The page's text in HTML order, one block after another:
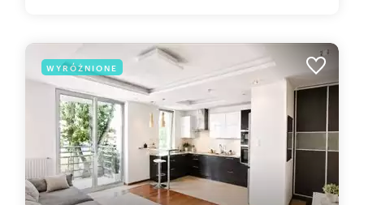
WYRÓŻNIONE